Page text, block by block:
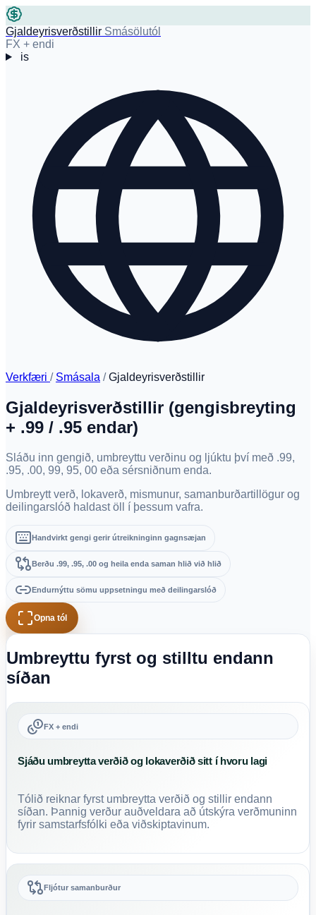
Gjaldeyrisverðstillir Smásölutól
FX + endi
is
Verkfæri / Smásala / Gjaldeyrisverðstillir
Gjaldeyrisverðstillir (gengisbreyting
+ .99 / .95 endar)
Sláðu inn gengið, umbreyttu verðinu og ljúktu því með .99,
.95, .00, 99, 95, 00 eða sérsniðnum enda.
Umbreytt verð, lokaverð, mismunur, samanburðartillögur og
deilingarslóð haldast öll í þessum vafra.
Handvirkt gengi gerir útreikninginn gagnsæjan
Berðu .99, .95, .00 og heila enda saman hlið við hlið
Endurnýttu sömu uppsetningu með deilingarslóð
Opna tól
Umbreyttu fyrst og stilltu endann
síðan
FX + endi
Sjáðu umbreytta verðið og lokaverðið sitt í hvoru lagi
Tólið reiknar fyrst umbreytta verðið og stillir endann
síðan. Þannig verður auðveldara að útskýra verðmuninn
fyrir samstarfsfólki eða viðskiptavinum.
Fljótur samanburður